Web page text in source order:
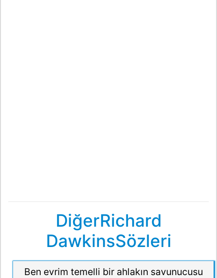
DiğerRichard
DawkinsSözleri
Ben evrim temelli bir ahlakın savunucusu